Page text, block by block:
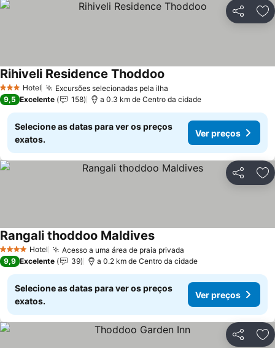
Partilhar
3 EstrelasHotel Excursões selecionadas pela ilha
Rihiveli Residence Thoddoo
9,5 Excelente 158 a 0.3 km de Centro da cidade
Selecione as datas para ver os preços
exatos.
Ver preços
Partilhar
4 EstrelasHotel Acesso a uma área de praia privada
Rangali thoddoo MaldivesVer preços
9,9 Excelente 39 a 0.2 km de Centro da cidade
Selecione as datas para ver os preços
exatos.
Ver preços
Partilhar